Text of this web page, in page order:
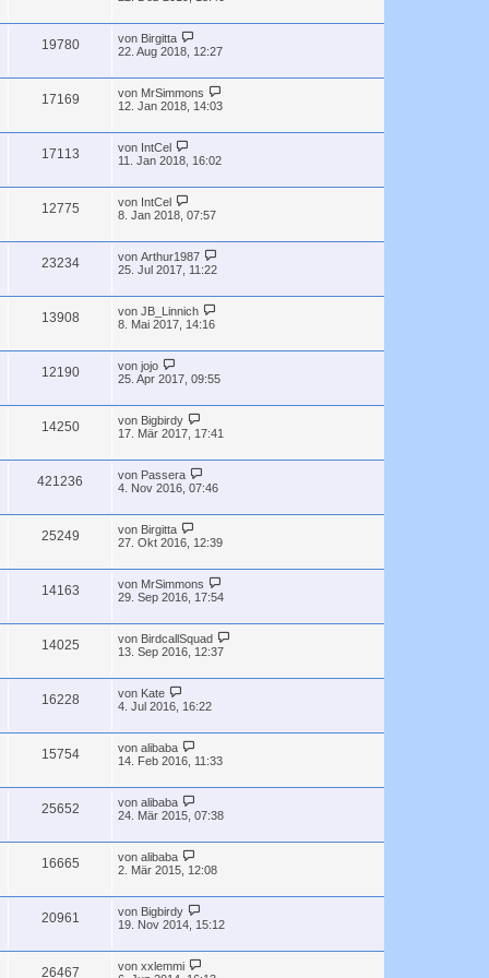
19780 von Birgitta
22. Aug 2018, 12:27
17169 von MrSimmons
12. Jan 2018, 14:03
17113 von IntCel
11. Jan 2018, 16:02
12775 von IntCel
8. Jan 2018, 07:57
23234 von Arthur1987
25. Jul 2017, 11:22
13908 von JB_Linnich
8. Mai 2017, 14:16
12190 von jojo
25. Apr 2017, 09:55
14250 von Bigbirdy
17. Mär 2017, 17:41
421236 von Passera
4. Nov 2016, 07:46
25249 von Birgitta
27. Okt 2016, 12:39
14163 von MrSimmons
29. Sep 2016, 17:54
14025 von BirdcallSquad
13. Sep 2016, 12:37
16228 von Kate
4. Jul 2016, 16:22
15754 von alibaba
14. Feb 2016, 11:33
25652 von alibaba
24. Mär 2015, 07:38
16665 von alibaba
2. Mär 2015, 12:08
20961 von Bigbirdy
19. Nov 2014, 15:12
26467 von xxlemmi